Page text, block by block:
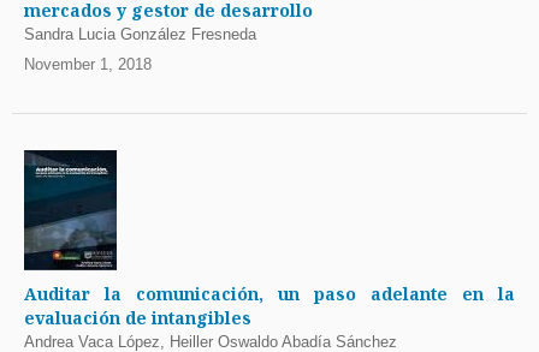
mercados y gestor de desarrollo
Sandra Lucia González Fresneda
November 1, 2018
Auditar la comunicación, un paso adelante en la
evaluación de intangibles
Andrea Vaca López, Heiller Oswaldo Abadía Sánchez